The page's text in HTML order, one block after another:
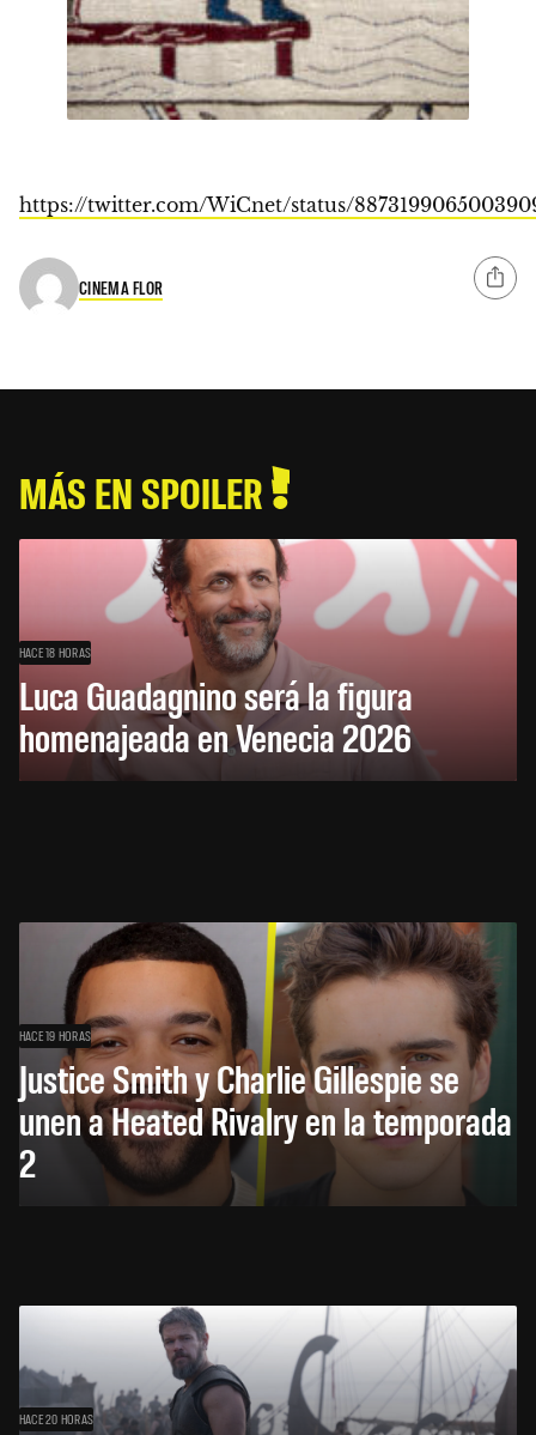
https://twitter.com/WiCnet/status/
CINEMA FLOR
MÁS EN SPOILER
HACE 18 HORAS
Luca Guadagnino será la figura
homenajeada en Venecia 2026
HACE 19 HORAS
Justice Smith y Charlie Gillespie se
unen a Heated Rivalry en la temporada
2
HACE 20 HORAS